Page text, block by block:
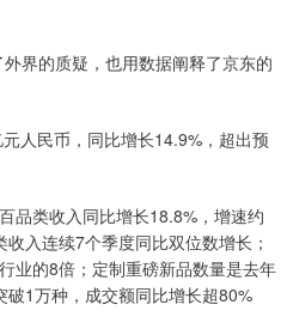
界的质疑，也用数据阐释了京东的
人民币，同比增长14.9%，超出预
品类收入同比增长18.8%，增速约
入连续7个季度同比双位数增长；
业的8倍；定制重磅新品数量是去年
破1万种，成交额同比增长超80%